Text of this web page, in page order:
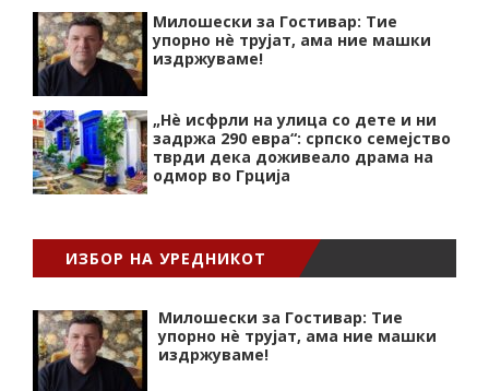
Милошески за Гостивар: Тие
упорно нѐ трујат, ама ние машки
издржуваме!
„Нѐ исфрли на улица со дете и ни
задржа 290 евра“: српско семејство
тврди дека доживеало драма на
одмор во Грција
ИЗБОР НА УРЕДНИКОТ
Милошески за Гостивар: Тие
упорно нѐ трујат, ама ние машки
издржуваме!